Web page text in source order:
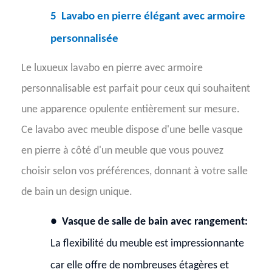
5 Lavabo en pierre élégant avec armoire
personnalisée
Le luxueux lavabo en pierre avec armoire
personnalisable est parfait pour ceux qui souhaitent
une apparence opulente entièrement sur mesure.
Ce lavabo avec meuble dispose d'une belle vasque
en pierre à côté d'un meuble que vous pouvez
choisir selon vos préférences, donnant à votre salle
de bain un design unique.
● Vasque de salle de bain avec rangement:
La flexibilité du meuble est impressionnante
car elle offre de nombreuses étagères et